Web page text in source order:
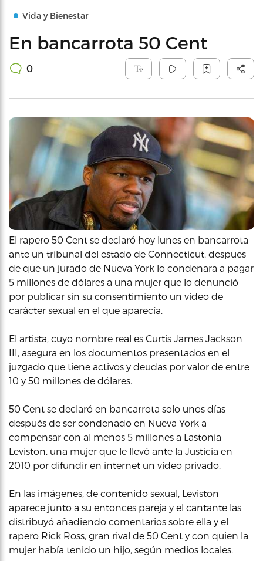
Vida y Bienestar
En bancarrota 50 Cent
0
El rapero 50 Cent se declaró hoy lunes en bancarrota
ante un tribunal del estado de Connecticut, despues
de que un jurado de Nueva York lo condenara a pagar
5 millones de dólares a una mujer que lo denunció
por publicar sin su consentimiento un vídeo de
carácter sexual en el que aparecía.
El artista, cuyo nombre real es Curtis James Jackson
III, asegura en los documentos presentados en el
juzgado que tiene activos y deudas por valor de entre
10 y 50 millones de dólares.
50 Cent se declaró en bancarrota solo unos días
después de ser condenado en Nueva York a
compensar con al menos 5 millones a Lastonia
Leviston, una mujer que le llevó ante la Justicia en
2010 por difundir en internet un vídeo privado.
En las imágenes, de contenido sexual, Leviston
aparece junto a su entonces pareja y el cantante las
distribuyó añadiendo comentarios sobre ella y el
rapero Rick Ross, gran rival de 50 Cent y con quien la
mujer había tenido un hijo, según medios locales.